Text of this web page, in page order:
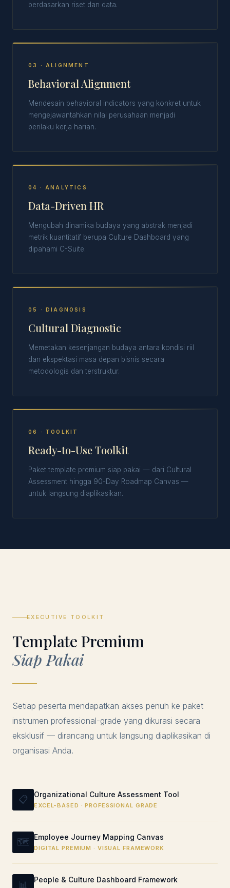
berdasarkan riset dan data.
03 · ALIGNMENT
Behavioral Alignment
Mendesain behavioral indicators yang konkret untuk
mengejawantahkan nilai perusahaan menjadi
perilaku kerja harian.
04 · ANALYTICS
Data-Driven HR
Mengubah dinamika budaya yang abstrak menjadi
metrik kuantitatif berupa Culture Dashboard yang
dipahami C-Suite.
05 · DIAGNOSIS
Cultural Diagnostic
Memetakan kesenjangan budaya antara kondisi riil
dan ekspektasi masa depan bisnis secara
metodologis dan terstruktur.
06 · TOOLKIT
Ready-to-Use Toolkit
Paket template premium siap pakai — dari Cultural
Assessment hingga 90-Day Roadmap Canvas —
untuk langsung diaplikasikan.
EXECUTIVE TOOLKIT
Template Premium
Siap Pakai
Setiap peserta mendapatkan akses penuh ke paket
instrumen professional-grade yang dikurasi secara
eksklusif — dirancang untuk langsung diaplikasikan di
organisasi Anda.
📋 Organizational Culture Assessment Tool
EXCEL-BASED · PROFESSIONAL GRADE
🗺️ Employee Journey Mapping Canvas
DIGITAL PREMIUM · VISUAL FRAMEWORK
📊 People & Culture Dashboard Framework